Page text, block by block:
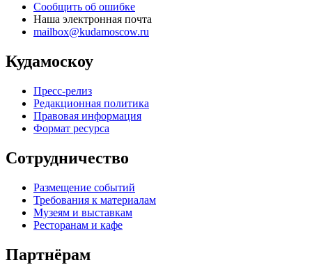
Сообщить об ошибке
Наша электронная почта
mailbox@kudamoscow.ru
Кудамоскоу
Пресс-релиз
Редакционная политика
Правовая информация
Формат ресурса
Сотрудничество
Размещение событий
Требования к материалам
Музеям и выставкам
Ресторанам и кафе
Партнёрам